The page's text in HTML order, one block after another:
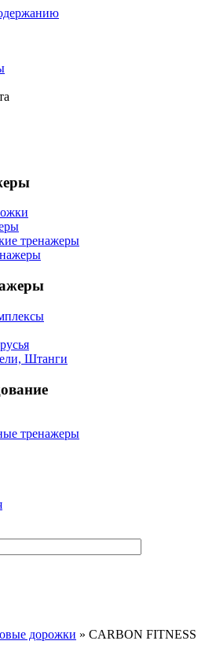
тренажеры
Штанги
тренажеры
дорожки » CARBON FITNESS